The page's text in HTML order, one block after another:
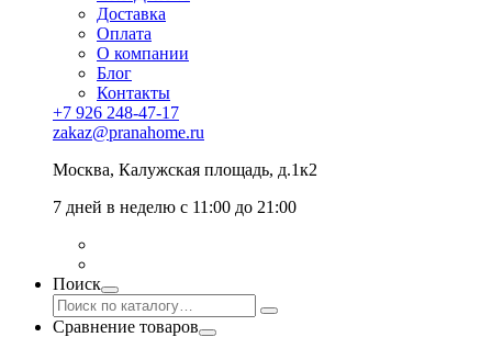
Доставка
Оплата
О компании
Блог
Контакты
+7 926 248-47-17
zakaz@pranahome.ru
Москва, Калужская площадь, д.1к2
7 дней в неделю с 11:00 до 21:00
Поиск
Сравнение товаров